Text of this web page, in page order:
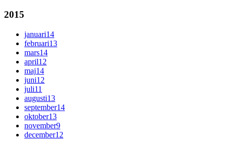
2015
januari14
februari13
mars14
april12
maj14
juni12
juli11
augusti13
september14
oktober13
november9
december12